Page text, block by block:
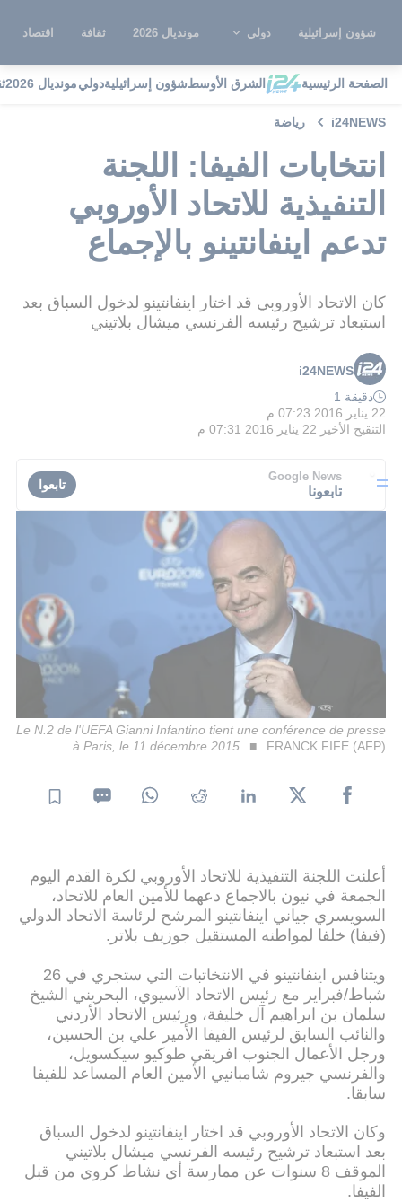
شؤون إسرائيلية دولي مونديال 2026 ثقافة اقتصاد
الصفحة الرئيسية الشرق الأوسطشؤون إسرائيليةدوليمونديال 2026
i24NEWS رياضة
انتخابات الفيفا: اللجنة
التنفيذية للاتحاد الأوروبي
تدعم اينفانتينو بالإجماع
كان الاتحاد الأوروبي قد اختار اينفانتينو لدخول السباق بعد
استبعاد ترشيح رئيسه الفرنسي ميشال بلاتيني
i24NEWS
دقيقة 1
22 يناير 2016 07:23 م
التنقيح الأخير 22 يناير 2016 07:31 م
Google News
تابعونا تابعوا
Le N.2 de l'UEFA Gianni Infantino tient une conférence de presse
à Paris, le 11 décembre 2015
FRANCK FIFE (AFP)
أعلنت اللجنة التنفيذية للاتحاد الأوروبي لكرة القدم اليوم
الجمعة في نيون بالاجماع دعهما للأمين العام للاتحاد،
السويسري جياني اينفانتينو المرشح لرئاسة الاتحاد الدولي
(فيفا) خلفا لمواطنه المستقيل جوزيف بلاتر.
ويتنافس اينفانتينو في الانتخاتبات التي ستجري في 26
شباط/فبراير مع رئيس الاتحاد الآسيوي، البحريني الشيخ
سلمان بن ابراهيم آل خليفة، ورئيس الاتحاد الأردني
والنائب السابق لرئيس الفيفا الأمير علي بن الحسين،
ورجل الأعمال الجنوب افريقي طوكيو سيكسويل،
والفرنسي جيروم شامبانيي الأمين العام المساعد للفيفا
سابقا.
وكان الاتحاد الأوروبي قد اختار اينفانتينو لدخول السباق
بعد استبعاد ترشيح رئيسه الفرنسي ميشال بلاتيني
الموقف 8 سنوات عن ممارسة أي نشاط كروي من قبل
الفيفا.